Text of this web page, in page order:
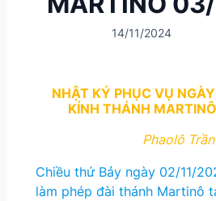
14/11/2024
NHẬT KÝ PHỤC VỤ
KÍNH THÁNH
Phaolô
Chiều thứ Bảy ngày 02/11/
làm phép đài thánh Martinô